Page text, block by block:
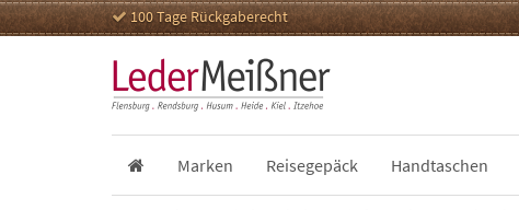
100 Tage Rückgaberecht
Marken Reisegepäck Handtaschen